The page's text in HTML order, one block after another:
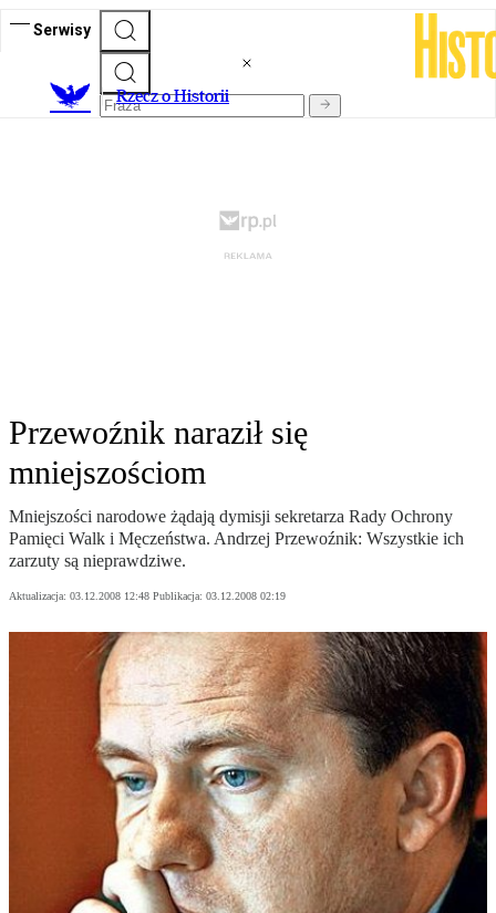
Serwisy
Rzecz o Historii
Przewoźnik naraził się
mniejszościom
Mniejszości narodowe żądają dymisji sekretarza Rady Ochrony
Pamięci Walk i Męczeństwa. Andrzej Przewoźnik: Wszystkie ich
zarzuty są nieprawdziwe.
Aktualizacja: 03.12.2008 12:48 Publikacja: 03.12.2008 02:19